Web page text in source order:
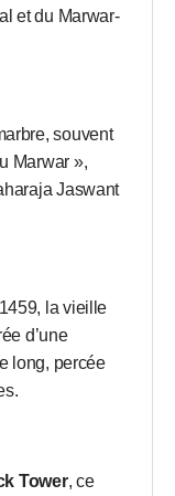
et du Marwar-
souvent
Marwar »,
Jaswant
la vieille
d’une
long, percée
Tower, ce